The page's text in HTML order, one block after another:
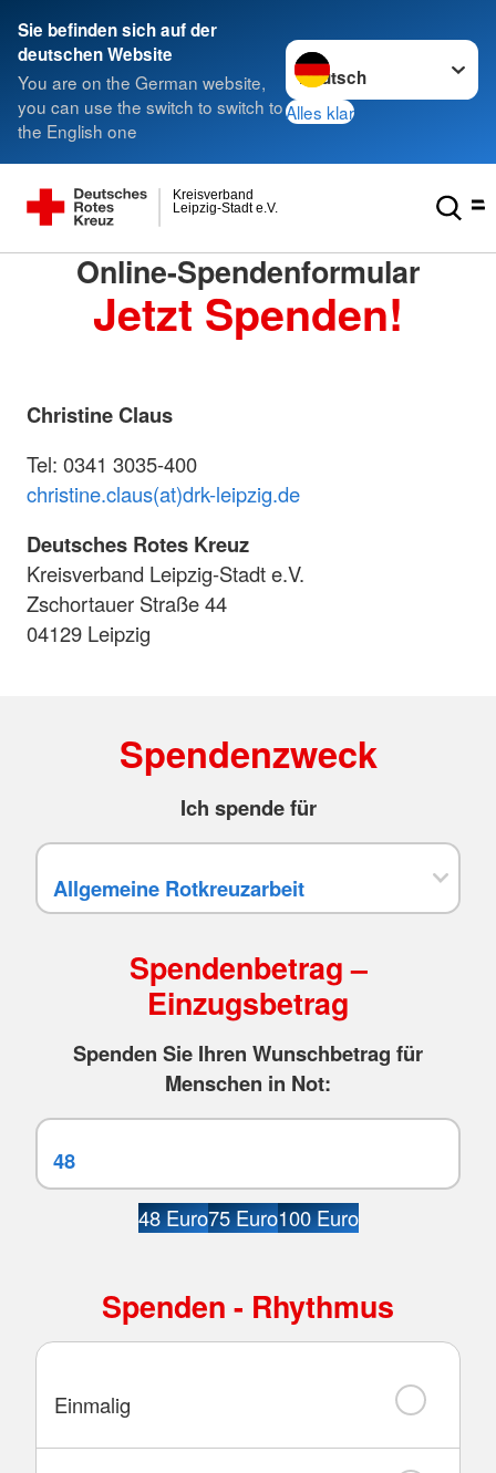
Sie befinden sich auf der
deutschen Website
You are on the German website,
you can use the switch to switch to
the English one
Sprache wechseln zu
Alles klar
Leipzig-Stadt e.V.
Kreisverband
Online-Spendenformular
Jetzt Spenden!
Christine Claus
Tel: 0341 3035-400
christine.claus(at)drk-leipzig.de
Deutsches Rotes Kreuz
Kreisverband Leipzig-Stadt e.V.
Zschortauer Straße 44
04129 Leipzig
Spendenzweck
Ich spende für
Spendenbetrag –
Einzugsbetrag
Spenden Sie Ihren Wunschbetrag für
Menschen in Not:
48 Euro75 Euro100 Euro
Spenden - Rhythmus
Einmalig